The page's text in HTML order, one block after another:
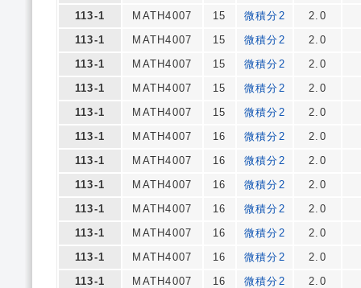
113-1 MATH4007 15 微積分2
2.0
113-1
MATH4007 15 微積分2
2.0
113-1
MATH4007 15 微積分2
2.0
113-1
MATH4007 15 微積分2
2.0
113-1
MATH4007 15 微積分2
2.0
113-1
MATH4007 16 微積分2
2.0
113-1
MATH4007 16 微積分2
2.0
113-1
MATH4007 16 微積分2
2.0
113-1
MATH4007 16 微積分2
2.0
113-1
MATH4007 16 微積分2
2.0
113-1
MATH4007 16 微積分2
2.0
113-1
MATH4007 16 微積分2
2.0